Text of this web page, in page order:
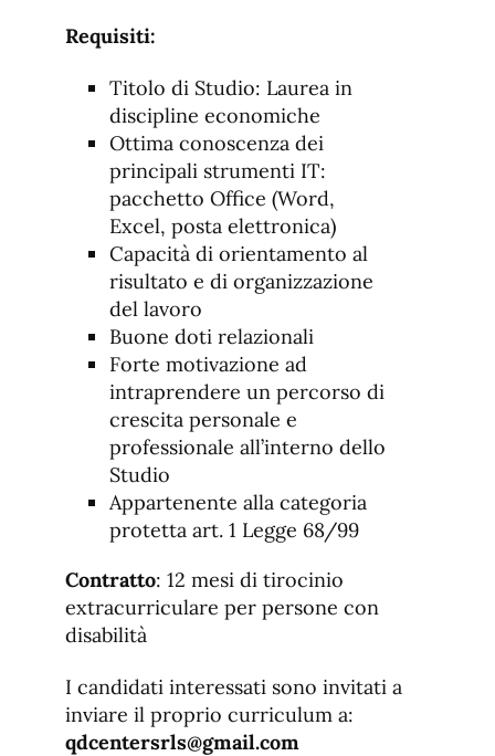
Requisiti:
Titolo di Studio: Laurea in
discipline economiche
Ottima conoscenza dei
principali strumenti IT:
pacchetto Office (Word,
Excel, posta elettronica)
Capacità di orientamento al
risultato e di organizzazione
del lavoro
Buone doti relazionali
Forte motivazione ad
intraprendere un percorso di
crescita personale e
professionale all’interno dello
Studio
Appartenente alla categoria
protetta art. 1 Legge 68/99
Contratto: 12 mesi di tirocinio
extracurriculare per persone con
disabilità
I candidati interessati sono invitati a
inviare il proprio curriculum a:
qdcentersrls@gmail.com